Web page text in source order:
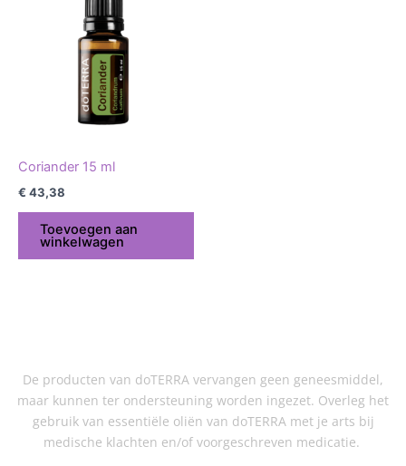
Coriander 15 ml
€ 43,38
Toevoegen aan
winkelwagen
De producten van doTERRA vervangen geen geneesmiddel,
maar kunnen ter ondersteuning worden ingezet. Overleg het
gebruik van essentiële oliën van doTERRA met je arts bij
medische klachten en/of voorgeschreven medicatie.